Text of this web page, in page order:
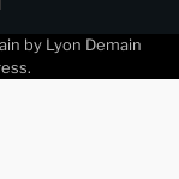
by Lyon Demain
.